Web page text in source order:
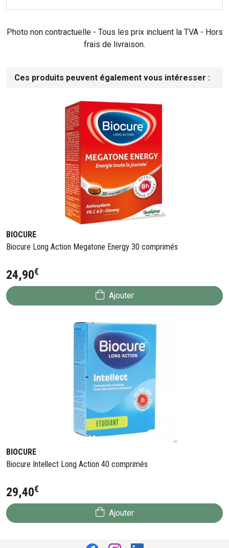
Photo non contractuelle - Tous les prix incluent la TVA - Hors
frais de livraison.
Ces produits peuvent également vous intéresser :
BIOCURE
Biocure Long Action Megatone Energy 30 comprimés
24,90€
Ajouter
BIOCURE
Biocure Intellect Long Action 40 comprimés
29,40€
Ajouter